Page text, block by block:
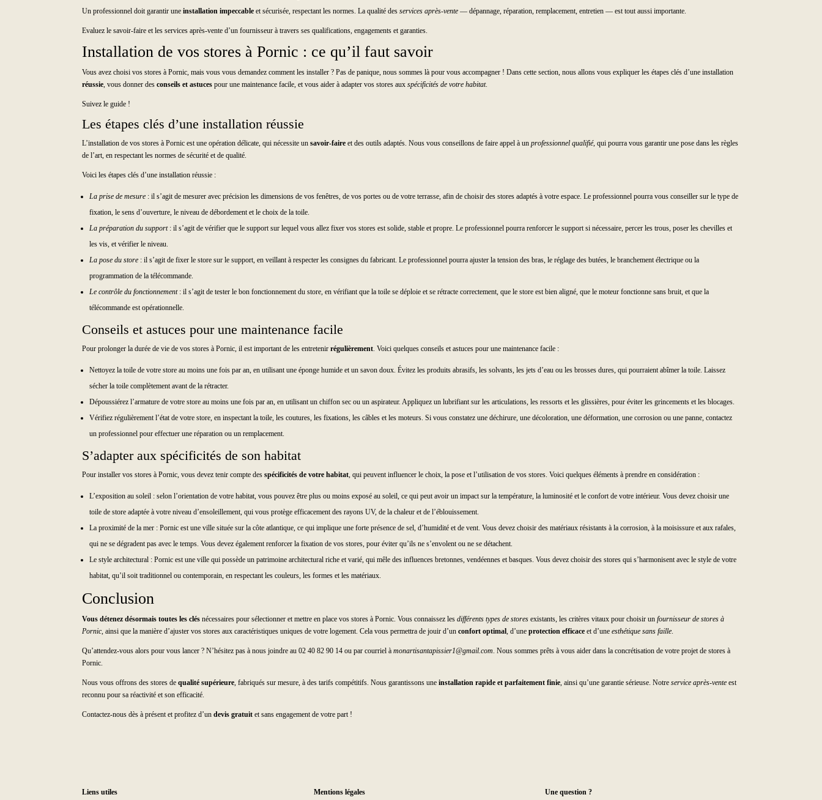
Un professionnel doit garantir uneinstallation impeccable et sécurisée, respectant les normes. La qualité desservices après-vente — dépannage, réparation, remplacement, entretien — est tout aussi importante.
Evaluez le savoir-faire et les services après-vente d’un fournisseur à travers ses qualifications, engagements et garanties.
Installation de vos stores à Pornic : ce qu’il faut savoir
Vous avez choisi vos stores à Pornic, mais vous vous demandez comment les installer ? Pas de panique, nous sommes là pour vous accompagner ! Dans cette section, nous allons vous expliquer les étapes clés d’une installation
réussie , vous donner desconseils et astuces pour une maintenance facile, et vous aider à adapter vos stores auxspécificités de votre habitat.
Suivez le guide !
Les étapes clés d’une installation réussie
L’installation de vos stores à Pornic est une opération délicate, qui nécessite unsavoir-faire et des outils adaptés. Nous vous conseillons de faire appel à unprofessionnel qualifié, qui pourra vous garantir une pose dans les règles
de l’art, en respectant les normes de sécurité et de qualité.
Voici les étapes clés d’une installation réussie :
La prise de mesure : il s’agit de mesurer avec précision les dimensions de vos fenêtres, de vos portes ou de votre terrasse, afin de choisir des stores adaptés à votre espace. Le professionnel pourra vous conseiller sur le type de
fixation, le sens d’ouverture, le niveau de débordement et le choix de la toile.
La préparation du support: il s’agit de vérifier que le support sur lequel vous allez fixer vos stores est solide, stable et propre. Le professionnel pourra renforcer le support si nécessaire, percer les trous, poser les chevilles et
les vis, et vérifier le niveau.
La pose du store : il s’agit de fixer le store sur le support, en veillant à respecter les consignes du fabricant. Le professionnel pourra ajuster la tension des bras, le réglage des butées, le branchement électrique ou la
programmation de la télécommande.
Le contrôle du fonctionnement: il s’agit de tester le bon fonctionnement du store, en vérifiant que la toile se déploie et se rétracte correctement, que le store est bien aligné, que le moteur fonctionne sans bruit, et que la
télécommande est opérationnelle.
Conseils et astuces pour une maintenance facile
Pour prolonger la durée de vie de vos stores à Pornic, il est important de les entretenirrégulièrement . Voici quelques conseils et astuces pour une maintenance facile :
Nettoyez la toile de votre store au moins une fois par an, en utilisant une éponge humide et un savon doux. Évitez les produits abrasifs, les solvants, les jets d’eau ou les brosses dures, qui pourraient abîmer la toile. Laissez
sécher la toile complètement avant de la rétracter.
Dépoussiérez l’armature de votre store au moins une fois par an, en utilisant un chiffon sec ou un aspirateur. Appliquez un lubrifiant sur les articulations, les ressorts et les glissières, pour éviter les grincements et les blocages.
Vérifiez régulièrement l’état de votre store, en inspectant la toile, les coutures, les fixations, les câbles et les moteurs. Si vous constatez une déchirure, une décoloration, une déformation, une corrosion ou une panne, contactez
un professionnel pour effectuer une réparation ou un remplacement.
S’adapter aux spécificités de son habitat
Pour installer vos stores à Pornic, vous devez tenir compte desspécificités de votre habitat , qui peuvent influencer le choix, la pose et l’utilisation de vos stores. Voici quelques éléments à prendre en considération :
L’exposition au soleil : selon l’orientation de votre habitat, vous pouvez être plus ou moins exposé au soleil, ce qui peut avoir un impact sur la température, la luminosité et le confort de votre intérieur. Vous devez choisir une
toile de store adaptée à votre niveau d’ensoleillement, qui vous protège efficacement des rayons UV, de la chaleur et de l’éblouissement.
La proximité de la mer : Pornic est une ville située sur la côte atlantique, ce qui implique une forte présence de sel, d’humidité et de vent. Vous devez choisir des matériaux résistants à la corrosion, à la moisissure et aux rafales,
qui ne se dégradent pas avec le temps. Vous devez également renforcer la fixation de vos stores, pour éviter qu’ils ne s’envolent ou ne se détachent.
Le style architectural : Pornic est une ville qui possède un patrimoine architectural riche et varié, qui mêle des influences bretonnes, vendéennes et basques. Vous devez choisir des stores qui s’harmonisent avec le style de votre
habitat, qu’il soit traditionnel ou contemporain, en respectant les couleurs, les formes et les matériaux.
Conclusion
Vous détenez désormais toutes les clés nécessaires pour sélectionner et mettre en place vos stores à Pornic. Vous connaissez lesdifférents types de stores existants, les critères vitaux pour choisir unfournisseur de stores à
Pornic, ainsi que la manière d’ajuster vos stores aux caractéristiques uniques de votre logement. Cela vous permettra de jouir d’unconfort optimal , d’uneprotection efficace et d’uneesthétique sans faille
Qu’attendez-vous alors pour vous lancer ? N’hésitez pas à nous joindre au 02 40 82 90 14 ou par courriel àmonartisantapissier1@gmail.com . Nous sommes prêts à vous aider dans la concrétisation de votre projet de stores à
Pornic.
Nous vous offrons des stores dequalité supérieure , fabriqués sur mesure, à des tarifs compétitifs. Nous garantissons uneinstallation rapide et parfaitement finie , ainsi qu’une garantie sérieuse. Notreservice après-vente est
reconnu pour sa réactivité et son efficacité.
Contactez-nous dès à présent et profitez d’undevis gratuit et sans engagement de votre part !
Liens utiles Mentions légales Une question ?